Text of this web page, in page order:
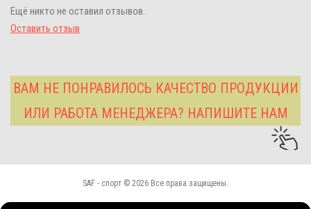
Ещё никто не оставил отзывов.
Оставить отзыв
ВАМ НЕ ПОНРАВИЛОСЬ КАЧЕСТВО ПРОДУКЦИИ
ИЛИ РАБОТА МЕНЕДЖЕРА? НАПИШИТЕ НАМ
SAF - спорт © 2026 Все права защищены.